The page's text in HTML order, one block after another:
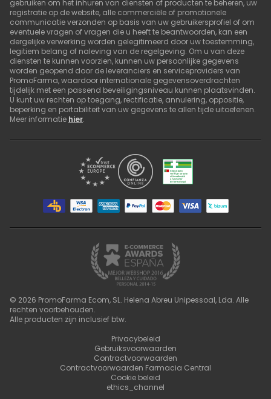
gebruiken om het inhuren van diensten of producten te beheren, uw
registratie op de website, alle commerciële of promotionele
communicatie verzonden op basis van uw gebruikersprofiel of om
eventuele vragen of vragen die u heeft te beantwoorden, kan een
dergelijke verwerking worden gelegitimeerd door uw toestemming,
legitiem belang of naleving van de regelgeving. Om u van deze
diensten te kunnen voorzien, kunnen uw persoonlijke gegevens
worden geopend door de leveranciers en serviceproviders van
PromoFarma, waardoor internationale gegevensoverdrachten
tijdelijk met een passend beveiligingsniveau kunnen plaatsvinden.
U kunt uw rechten op toegang, rectificatie, annulering, oppositie,
beperking en portabiliteit van uw gegevens te allen tijde uitoefenen.
Meer informatie hier.
© 2026 PromoFarma Ecom, SL. Helena Abreu Unipessoal, Lda. Alle
rechten voorbehouden.
Alle producten zijn inclusief btw.
Privacybeleid
Gebruiksvoorwaarden
Contractvoorwaarden
Contractvoorwaarden Farmacia Central
Cookie beleid
ethics_channel